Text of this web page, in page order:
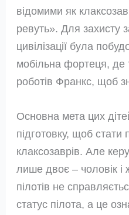
відомими як
ревуть». Для захисту
цивілізації була
мобільна фортеця, де
роботів Франкс, щоб
Основна мета цих
підготовку, щоб
клаксозаврів. Але
лише двоє – чоловік і
пілотів не
статус пілота, а це